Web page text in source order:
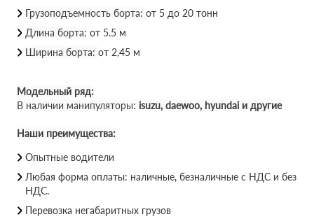
Грузоподъемность борта: от 5 до 20 тонн
Длина борта: от 5.5 м
Ширина борта: от 2,45 м
Модельный ряд:
В наличии манипуляторы: isuzu, daewoo, hyundai и другие
Наши преимущества:
Опытные водители
Любая форма оплаты: наличные, безналичные с НДС и без
НДС.
Перевозка негабаритных грузов